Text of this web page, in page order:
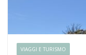
VIAGGI E TURISMO